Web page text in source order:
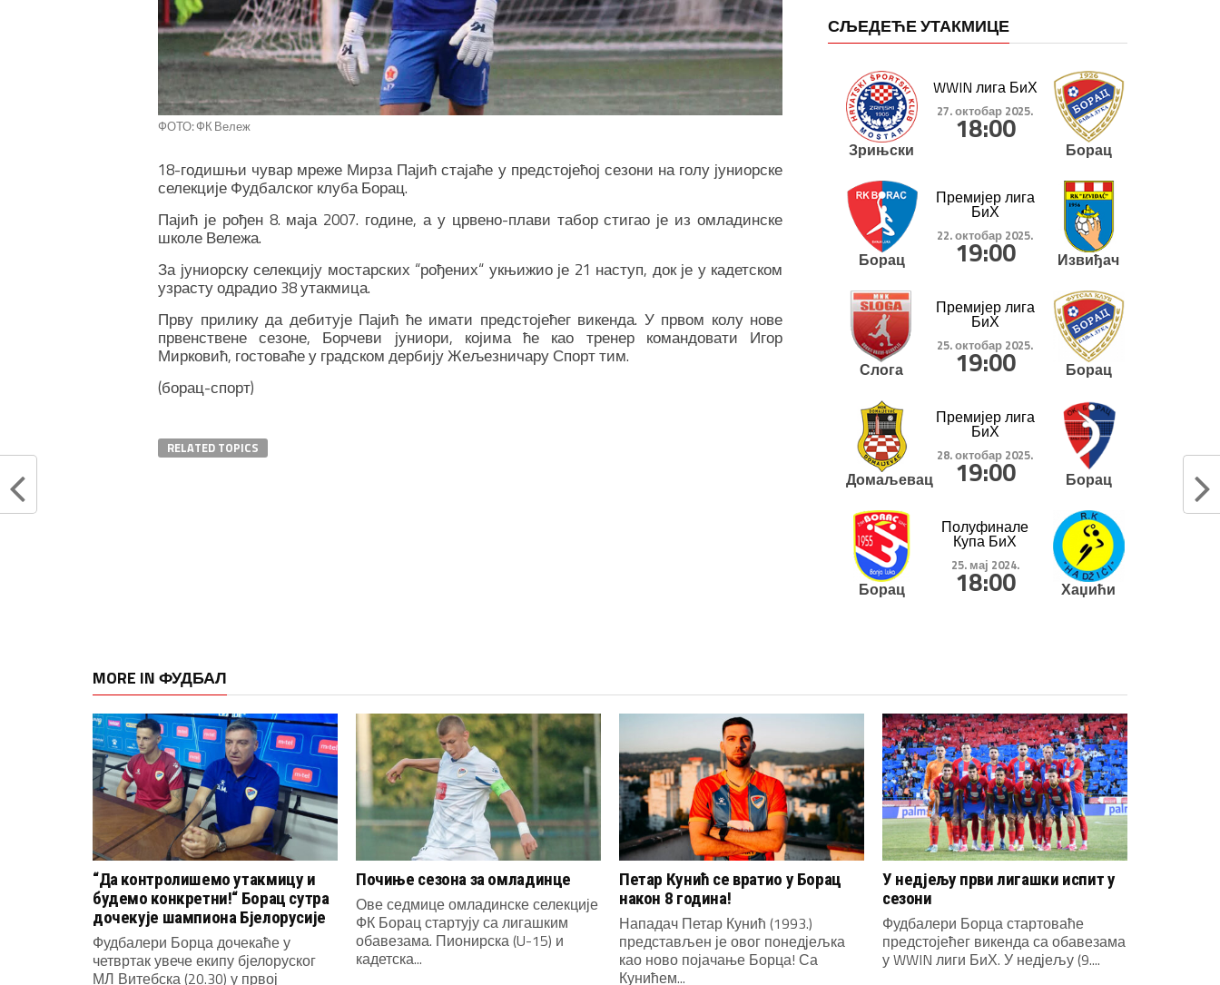
ФОТО: ФК Вележ
18-годишњи чувар мреже Мирза Пајић стајаће у предстојећој сезони на голу јуниорске
селекције Фудбалског клуба Борац.
Пајић је рођен 8. маја 2007. године, а у црвено-плави табор стигао је из омладинске
школе Вележа.
За јуниорску селекцију мостарских “рођених“ укњижио је 21 наступ, док је у кадетском
узрасту одрадио 38 утакмица.
Прву прилику да дебитује Пајић ће имати предстојећег викенда. У првом колу нове
првенствене сезоне, Борчеви јуниори, којима ће као тренер командовати Игор
Мирковић, гостоваће у градском дербију Жељезничару Спорт тим.
(борац-спорт)
RELATED TOPICS
СЉЕДЕЋЕ УТАКМИЦЕ
Зрињски
WWIN лига БиХ
27. октобар 2025.
18:00
Борац
Борац
Премијер лига
БиХ
22. октобар 2025.
19:00 Извиђач
Слога
Премијер лига
БиХ
25. октобар 2025.
19:00 Борац
Домаљевац
Премијер лига
БиХ
28. октобар 2025.
19:00 Борац
Борац
Полуфинале
Купа БиХ
25. мај 2024.
18:00 Хаџићи
MORE IN ФУДБАЛ
“Да контролишемо утакмицу и
будемо конкретни!“ Борац сутра
дочекује шампиона Бјелорусије
Фудбалери Борца дочекаће у
четвртак увече екипу бјелоруског
МЛ Витебска (20.30) у првој
Почиње сезона за омладинце
Ове седмице омладинске селекције
ФК Борац стартују са лигашким
обавезама. Пионирска (U-15) и
кадетска...
Петар Кунић се вратио у Борац
након 8 година!
Нападач Петар Кунић (1993.)
представљен је овог понедјељка
као ново појачање Борца! Са
Кунићем...
У недјељу први лигашки испит у
сезони
Фудбалери Борца стартоваће
предстојећег викенда са обавезама
у WWIN лиги БиХ. У недјељу (9....